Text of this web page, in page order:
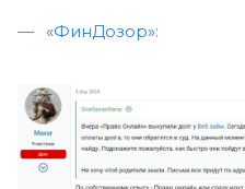
«ФинДозор»: